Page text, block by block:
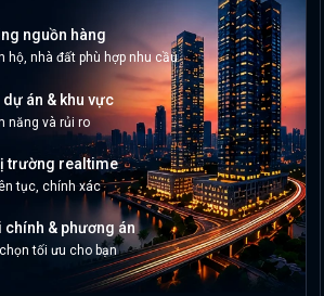
nguồn hàng
hộ, nhà đất phù hợp nhu cầu
dự án & khu vực
năng và rủi ro
trường realtime
tục, chính xác
chính & phương án
tối ưu cho bạn